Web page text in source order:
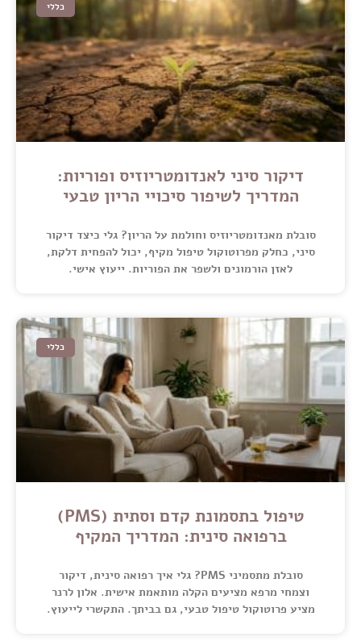
כללי
דיקור סיני לאנדומטריוזיס ופוריות:
המדריך לשיפור סיכויי הריון טבעי
סובלת מאנדומטריוזיס וחולמת על הריון? גלי כיצד דיקור
סיני, כחלק מפרוטוקול טיפול מקיף, יכול להפחית דלקת,
לאזן הורמונים ולשפר את הפוריות. ייעוץ אישי.
כללי
טיפול בתסמונת קדם וסתית (PMS)
ברפואה סינית: המדריך המקיף
סובלת מתסמיני PMS? גלי איך רפואה סינית, דיקור
וצמחי מרפא מציעים הקלה מותאמת אישית. אלון לרנר
מציע פרוטוקול טיפול טבעי, גם בביתך. התקשרי לייעוץ.